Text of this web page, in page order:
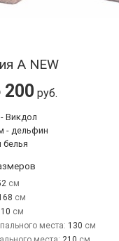
А NEW
200 руб.
Викдол
- дельфин
места: 130